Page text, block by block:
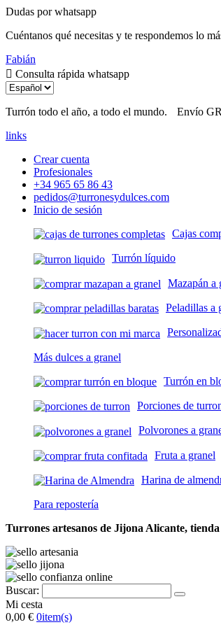
Dudas por whatsapp
Cuéntanos qué necesitas y te respondemos lo
Fabián
Consulta rápida whatsapp
Turrón todo el año, a todo el mundo.
Envío
links
Crear cuenta
Profesionales
+34 965 65 86 43
pedidos@turronesydulces.com
Inicio de sesión
Cajas
Turrón líquido
Mazapán a
Peladillas a
Más dulces a granel
Turrón en
Porciones de
Polvorones a
Fruta a granel
Harina de
Para repostería
Turrones artesanos de Jijona Alicante,
Buscar:
Mi cesta
0,00 € 0item(s)